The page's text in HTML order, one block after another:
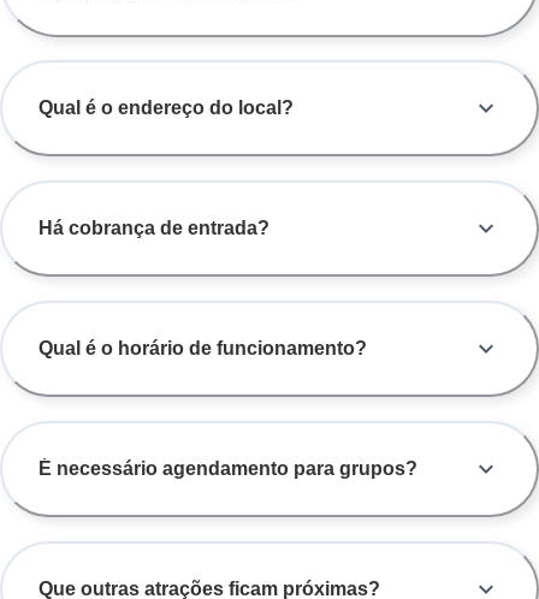
Qual é o endereço do local?
Há cobrança de entrada?
Qual é o horário de funcionamento?
É necessário agendamento para grupos?
Que outras atrações ficam próximas?